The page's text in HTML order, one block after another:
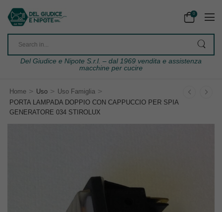
0
Del Giudice e Nipote S.r.l. – dal 1969 vendita e assistenza
macchine per cucire
Home > Uso > Uso Famiglia >
PORTA LAMPADA DOPPIO CON CAPPUCCIO PER SPIA
GENERATORE 034 STIROLUX